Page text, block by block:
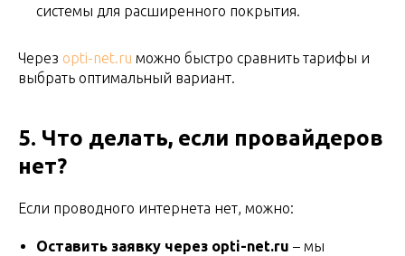
системы для расширенного покрытия.
Через opti-net.ru можно быстро сравнить тарифы и
выбрать оптимальный вариант.
5. Что делать, если провайдеров
нет?
Если проводного интернета нет, можно:
Оставить заявку через opti-net.ru – мы